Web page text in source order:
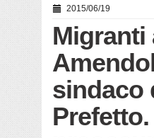
2015/06/19
Migranti
sindaco